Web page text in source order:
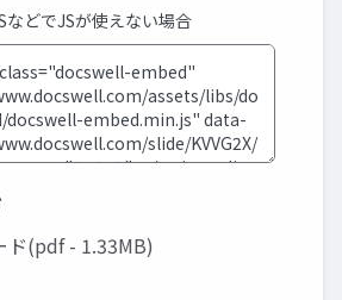
などでJSが使えない場合
ド(pdf - 1.33MB)